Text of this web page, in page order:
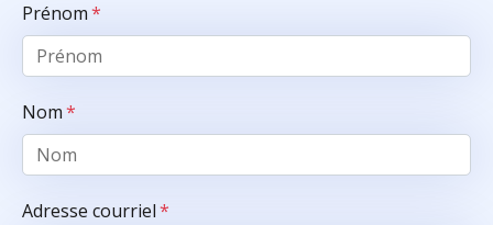
Prénom*
Nom*
Adresse courriel*